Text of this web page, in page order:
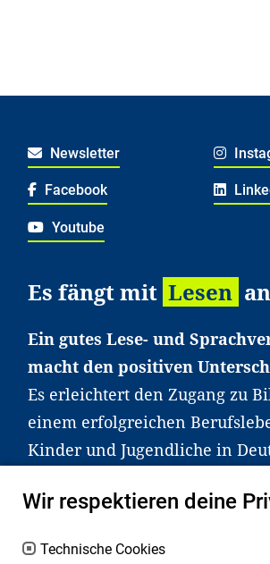
Newsletter
Facebook
Youtube
Es fängt mit Lesen an
Ein gutes Lese- und
macht den positiven
Es erleichtert den Zugang zu
einem erfolgreichen
Kinder und Jugendliche in
Unser Angebot richtet sich
Wir respektieren deine
Technische Cookies